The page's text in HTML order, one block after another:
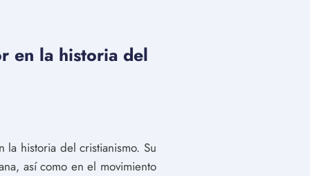
en la historia del
la historia del cristianismo. Su
así como en el movimiento